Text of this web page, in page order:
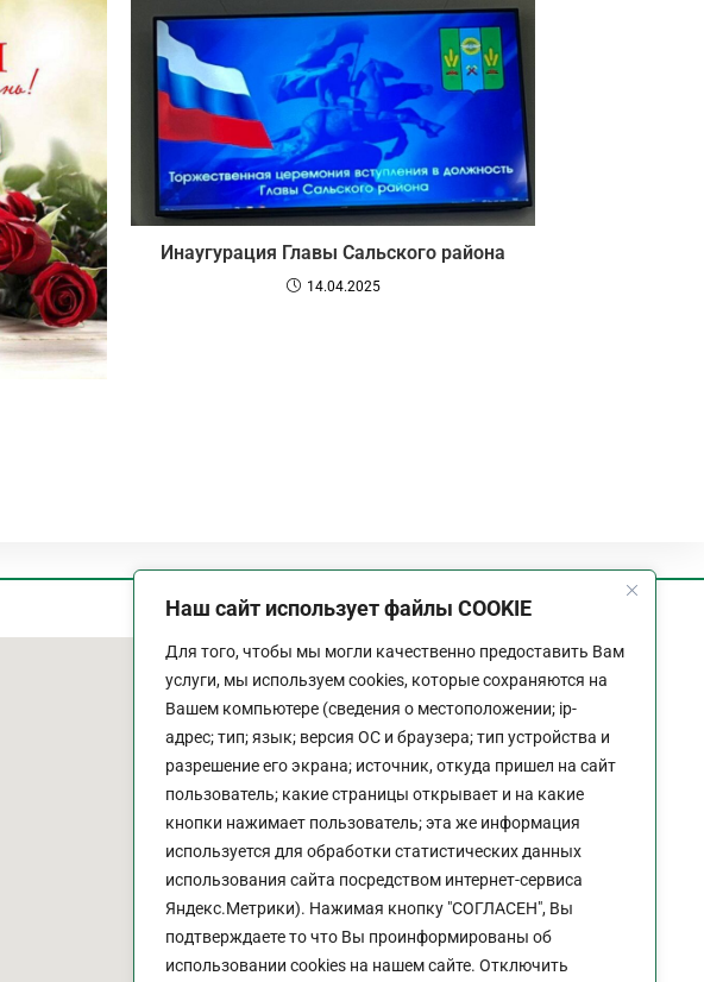
Наш сайт использует файлы COOKIE
Для того, чтобы мы могли качественно предоставить Вам
услуги, мы используем cookies, которые сохраняются на
Вашем компьютере (сведения о местоположении; ip-
адрес; тип; язык; версия ОС и браузера; тип устройства и
разрешение его экрана; источник, откуда пришел на сайт
пользователь; какие страницы открывает и на какие
кнопки нажимает пользователь; эта же информация
используется для обработки статистических данных
использования сайта посредством интернет-сервиса
Яндекс.Метрики). Нажимая кнопку "СОГЛАСЕН", Вы
подтверждаете то что Вы проинформированы об
использовании cookies на нашем сайте. Отключить
Инаугурация Главы Сальского района
14.04.2025
График работы
9:00 - 18:00
Выходной:Сб - Вс
Политика конфиденциальности сайта